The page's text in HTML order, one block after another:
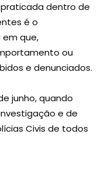
dentro de
é o
em que,
ou
e denunciados.
junho, quando
e de
Civis de todos